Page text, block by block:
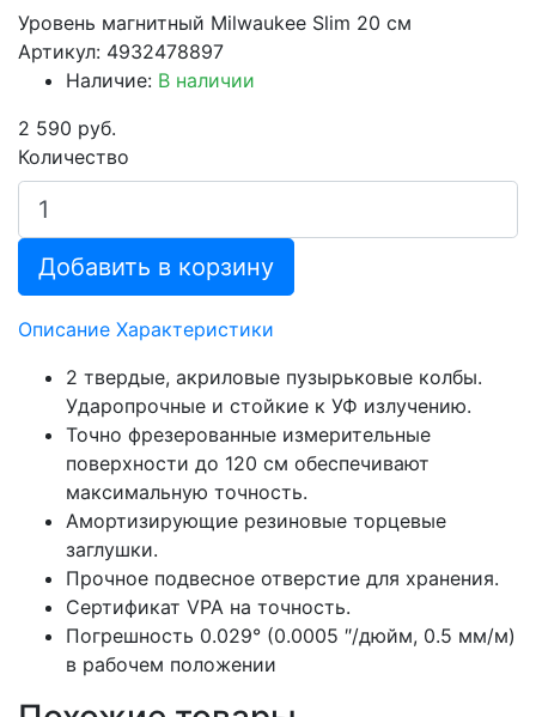
Уровень магнитный Milwaukee Slim 20 см
Артикул: 4932478897
Наличие: В наличии
2 590 руб.
Количество
Добавить в корзину
Описание Характеристики
2 твердые, акриловые пузырьковые колбы.
Ударопрочные и стойкие к УФ излучению.
Точно фрезерованные измерительные
поверхности до 120 см обеспечивают
максимальную точность.
Амортизирующие резиновые торцевые
заглушки.
Прочное подвесное отверстие для хранения.
Сертификат VPA на точность.
Погрешность 0.029° (0.0005 ″/дюйм, 0.5 мм/м)
в рабочем положении